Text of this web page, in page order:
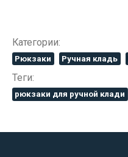
Категории:
Рюкзаки Ручная кладь
Теги:
рюкзаки для ручной клади